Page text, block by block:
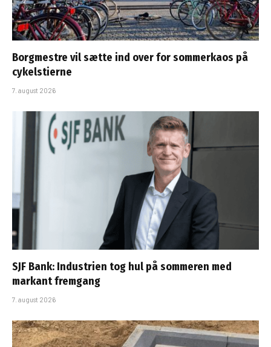
Borgmestre vil sætte ind over for sommerkaos på
cykelstierne
7. august 2026
SJF Bank: Industrien tog hul på sommeren med
markant fremgang
7. august 2026